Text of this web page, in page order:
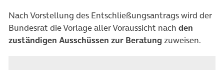
Nach Vorstellung des Entschließungsantrags wird der
Bundesrat die Vorlage aller Voraussicht nach den
zuständigen Ausschüssen zur Beratung zuweisen.